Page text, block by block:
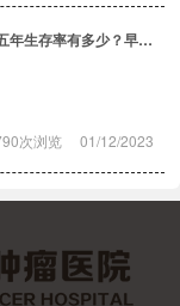
食道癌手术、放化疗的五年生存率有多少？早期食管癌的诊断方法有哪些？
次浏览 01/12/2023